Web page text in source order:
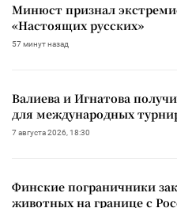
Минюст признал
«Настоящих русских»
57 минут назад
Валиева и Игнатова
для международных
7 августа 2026, 18:30
Финские пограничники
животных на границе с